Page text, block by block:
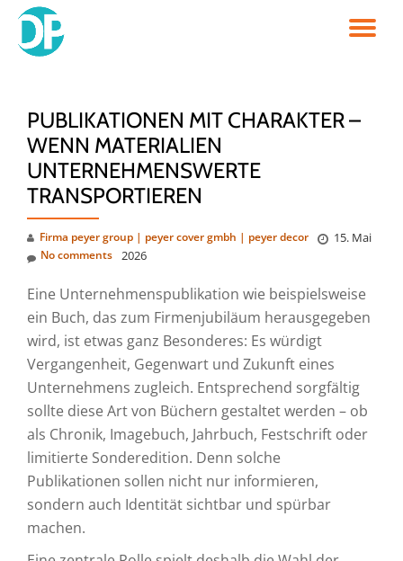
Skip
PUBLIKATIONEN MIT CHARAKTER –
WENN MATERIALIEN
UNTERNEHMENSWERTE
TRANSPORTIEREN
Firma peyer group | peyer cover gmbh | peyer decor
15. Mai
2026
No comments
Eine Unternehmenspublikation wie beispielsweise
ein Buch, das zum Firmenjubiläum herausgegeben
wird, ist etwas ganz Besonderes: Es würdigt
Vergangenheit, Gegenwart und Zukunft eines
Unternehmens zugleich. Entsprechend sorgfältig
sollte diese Art von Büchern gestaltet werden – ob
als Chronik, Imagebuch, Jahrbuch, Festschrift oder
limitierte Sonderedition. Denn solche
Publikationen sollen nicht nur informieren,
sondern auch Identität sichtbar und spürbar
machen.